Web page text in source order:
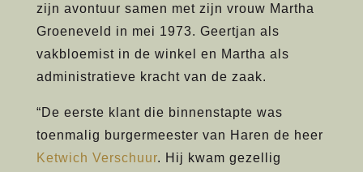
zijn avontuur samen met zijn vrouw Martha
Groeneveld in mei 1973. Geertjan als
vakbloemist in de winkel en Martha als
administratieve kracht van de zaak.
“De eerste klant die binnenstapte was
toenmalig burgermeester van Haren de heer
Ketwich Verschuur. Hij kwam gezellig